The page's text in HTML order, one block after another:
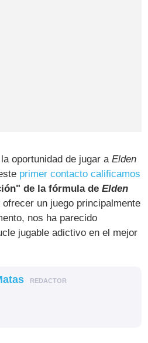
oportunidad de jugar aElden
primer contacto calificamos
de la fórmula deElden
un juego principalmente
nos ha parecido
jugable adictivo en el mejor
REDACTOR